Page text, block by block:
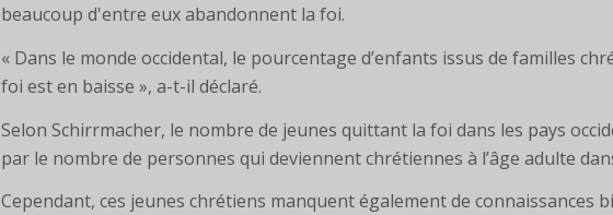
beaucoup d'entre eux abandonnent la foi.
« Dans le monde occidental, le pourcentage d’enfants issus de familles
foi est en baisse », a-t-il déclaré.
Selon Schirrmacher, le nombre de jeunes quittant la foi dans les pays
par le nombre de personnes qui deviennent chrétiennes à l’âge adulte
Cependant, ces jeunes chrétiens manquent également de connaissances